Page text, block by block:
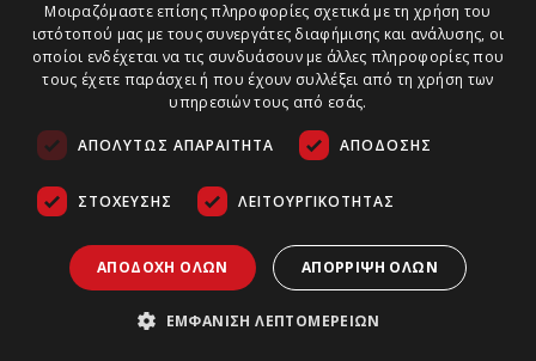
Μοιραζόμαστε επίσης πληροφορίες σχετικά με τη χρήση του
ιστότοπού μας με τους συνεργάτες διαφήμισης και ανάλυσης, οι
οποίοι ενδέχεται να τις συνδυάσουν με άλλες πληροφορίες που
τους έχετε παράσχει ή που έχουν συλλέξει από τη χρήση των
υπηρεσιών τους από εσάς.
ΑΠΟΛΎΤΩΣ ΑΠΑΡΑΊΤΗΤΑ ΑΠΌΔΟΣΗΣ
ΣΤΌΧΕΥΣΗΣ ΛΕΙΤΟΥΡΓΙΚΌΤΗΤΑΣ
ΑΠΟΔΟΧΉ ΌΛΩΝ ΑΠΌΡΡΙΨΗ ΌΛΩΝ
ΕΜΦΆΝΙΣΗ ΛΕΠΤΟΜΕΡΕΙΏΝ